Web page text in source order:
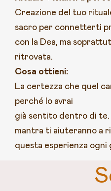
Creazione del tuo
sacro per connetterti
con la Dea, ma
ritrovata.
Cosa ottieni:
La certezza che quel
perché lo avrai
già sentito dentro di
mantra ti aiuteranno a
questa esperienza ogni